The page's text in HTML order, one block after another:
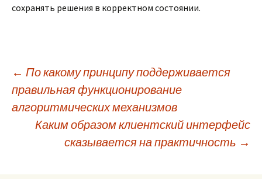
сохранять решения в корректном состоянии.
Post
navigation
← По какому принципу поддерживается
правильная функционирование
алгоритмических механизмов
Каким образом клиентский интерфейс
сказывается на практичность →